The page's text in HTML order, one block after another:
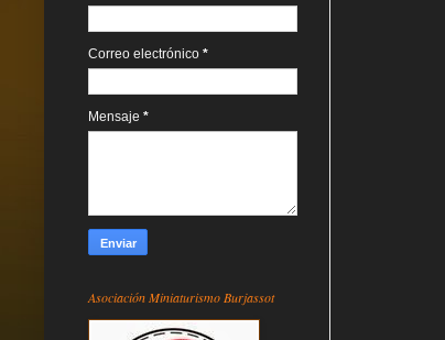
Correo electrónico *
Mensaje *
Asociación Miniaturismo Burjassot